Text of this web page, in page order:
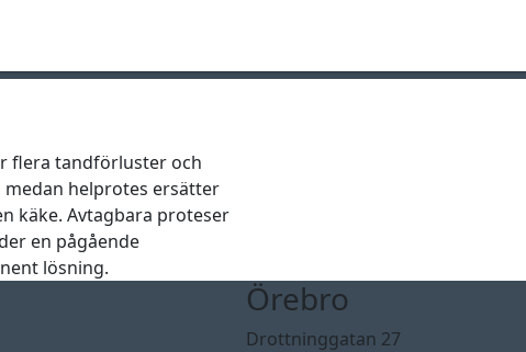
flera tandförluster och
medan helprotes ersätter
käke. Avtagbara proteser
en pågående
lösning.
Örebro
Drottninggatan 27